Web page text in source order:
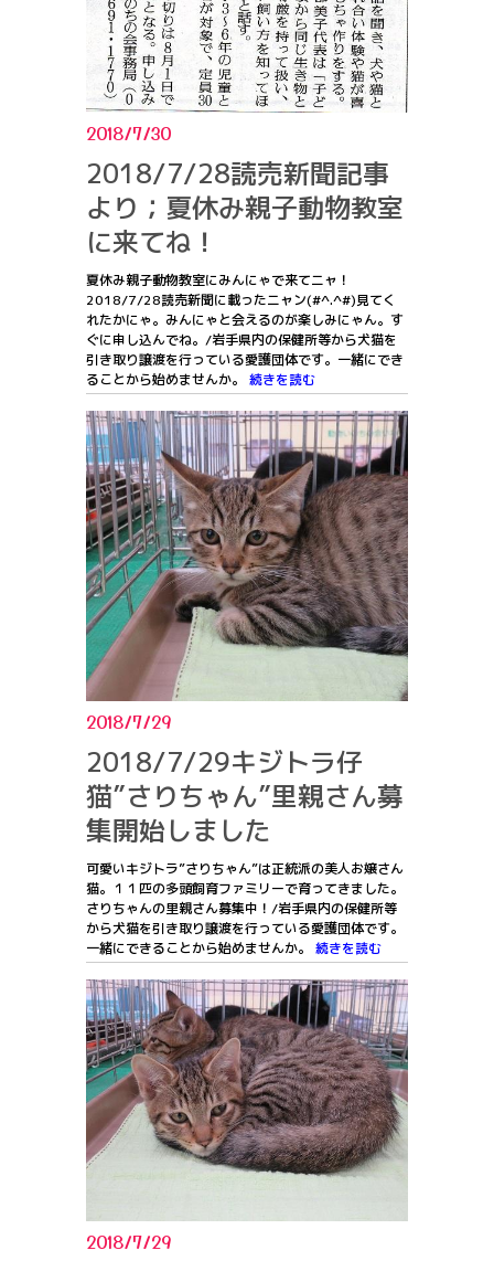
2018/7/30
2018/7/28読売新聞記事
より；夏休み親子動物教室
に来てね！
夏休み親子動物教室にみんにゃで来てニャ！
2018/7/28読売新聞に載ったニャン(#^.^#)見てく
れたかにゃ。みんにゃと会えるのが楽しみにゃん。す
ぐに申し込んでね。/岩手県内の保健所等から犬猫を
引き取り譲渡を行っている愛護団体です。一緒にでき
ることから始めませんか。 続きを読む
2018/7/29
2018/7/29キジトラ仔
猫”さりちゃん”里親さん募
集開始しました
可愛いキジトラ”さりちゃん”は正統派の美人お嬢さん
猫。１１匹の多頭飼育ファミリーで育ってきました。
さりちゃんの里親さん募集中！/岩手県内の保健所等
から犬猫を引き取り譲渡を行っている愛護団体です。
一緒にできることから始めませんか。 続きを読む
2018/7/29